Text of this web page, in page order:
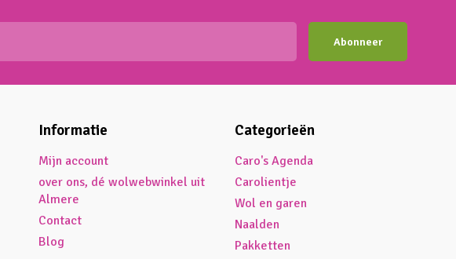
Abonneer
Informatie
Mijn account
over ons, dé wolwebwinkel uit
Almere
Contact
Blog
Categorieën
Caro's Agenda
Carolientje
Wol en garen
Naalden
Pakketten